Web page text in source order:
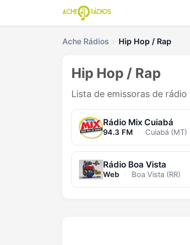
Ache Rádios Hip Hop / Rap
Hip Hop / Rap
Lista de emissoras de
Rádio Mix Cuiabá
94.3 FM · Cuiabá (MT)
Rádio Boa Vista
Web · Boa Vista (RR)